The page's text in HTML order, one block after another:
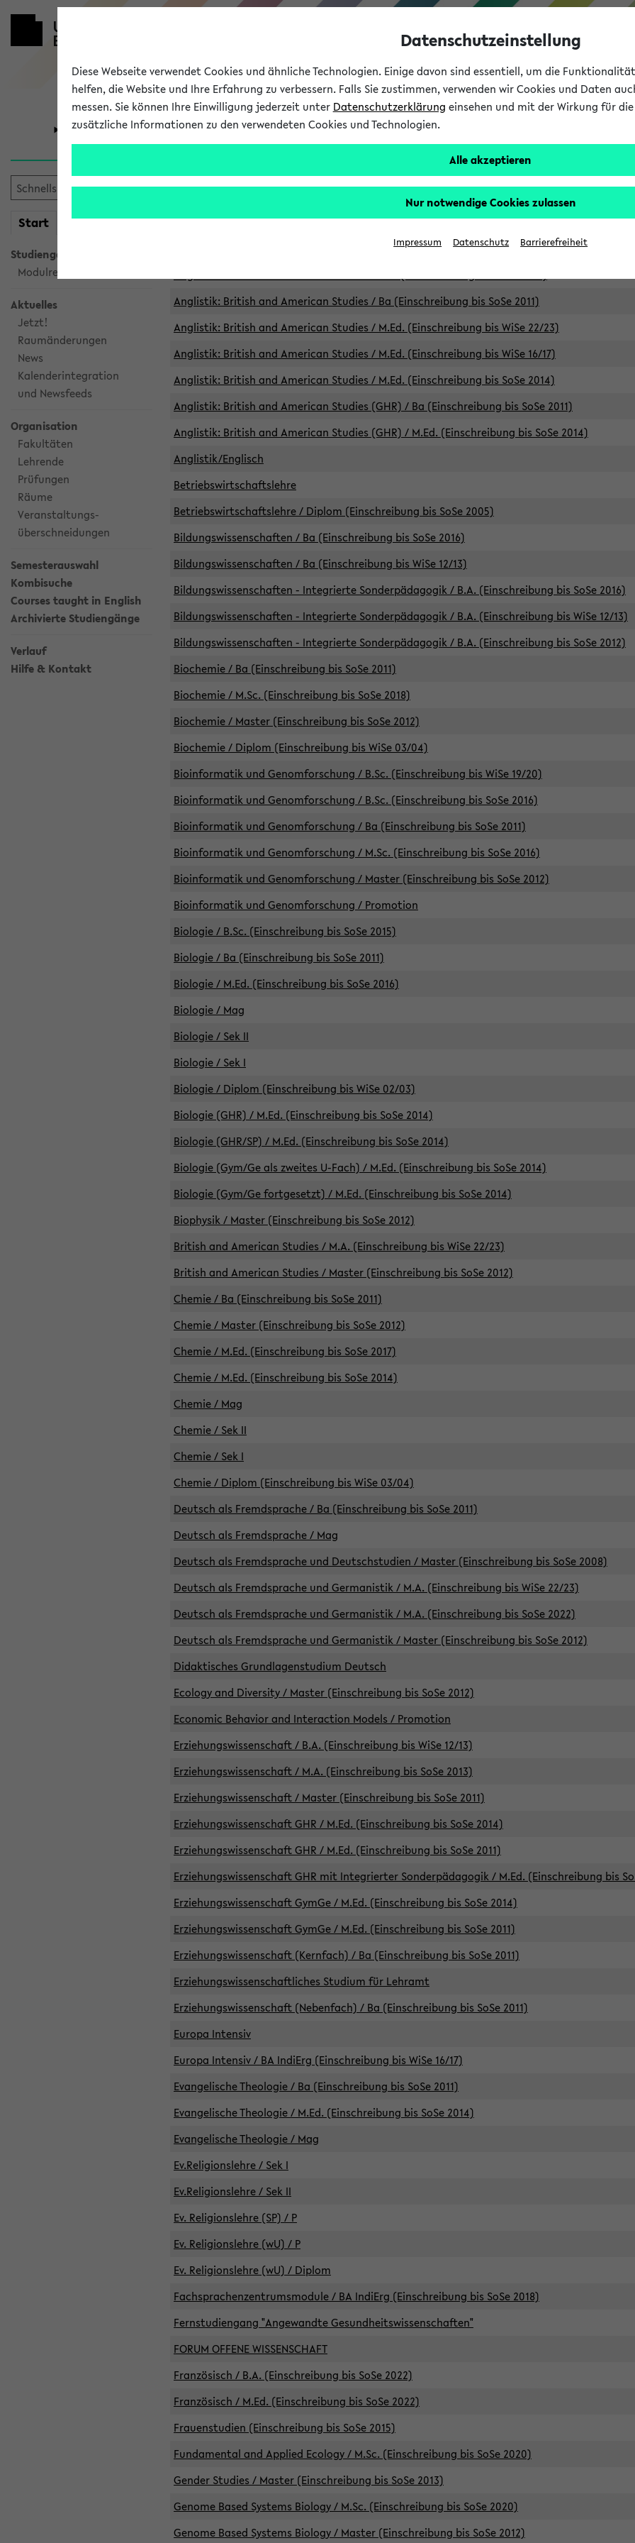
Universität Forschung Studium
Start meineKVV
Studiengangsauswahl
Modulrecherche
Aktuelles
Jetzt!
Raumänderungen
News
Kalenderintegration
und Newsfeeds
Organisation
Fakultäten
Lehrende
Prüfungen
Räume
Veranstaltungs-
überschneidungen
Semesterauswahl
Kombisuche
Courses taught in English
Archivierte Studiengänge
Verlauf
Hilfe & Kontakt
Archivierte Studiengänge
Anglistik: British and American Studies / B.A. (Einschreibung bis WiSe 16/17)
Anglistik: British and American Studies / B.A. (Einschreibung bis SoSe 2015)
Anglistik: British and American Studies / Ba (Einschreibung bis SoSe 2011)
Anglistik: British and American Studies / M.Ed. (Einschreibung bis WiSe 22/23)
Anglistik: British and American Studies / M.Ed. (Einschreibung bis WiSe 16/17)
Anglistik: British and American Studies / M.Ed. (Einschreibung bis SoSe 2014)
Anglistik: British and American Studies (GHR) / Ba (Einschreibung bis SoSe 2011)
Anglistik: British and American Studies (GHR) / M.Ed. (Einschreibung bis SoSe 2014)
Anglistik/Englisch
Betriebswirtschaftslehre
Betriebswirtschaftslehre / Diplom (Einschreibung bis SoSe 2005)
Bildungswissenschaften / Ba (Einschreibung bis SoSe 2016)
Bildungswissenschaften / Ba (Einschreibung bis WiSe 12/13)
Bildungswissenschaften - Integrierte Sonderpädagogik / B.A. (Einschreibung bis SoSe 2016)
Bildungswissenschaften - Integrierte Sonderpädagogik / B.A. (Einschreibung bis WiSe 12/13)
Bildungswissenschaften - Integrierte Sonderpädagogik / B.A. (Einschreibung bis SoSe 2012)
Biochemie / Ba (Einschreibung bis SoSe 2011)
Biochemie / M.Sc. (Einschreibung bis SoSe 2018)
Biochemie / Master (Einschreibung bis SoSe 2012)
Biochemie / Diplom (Einschreibung bis WiSe 03/04)
Bioinformatik und Genomforschung / B.Sc. (Einschreibung bis WiSe 19/20)
Bioinformatik und Genomforschung / B.Sc. (Einschreibung bis SoSe 2016)
Bioinformatik und Genomforschung / Ba (Einschreibung bis SoSe 2011)
Bioinformatik und Genomforschung / M.Sc. (Einschreibung bis SoSe 2016)
Bioinformatik und Genomforschung / Master (Einschreibung bis SoSe 2012)
Bioinformatik und Genomforschung / Promotion
Biologie / B.Sc. (Einschreibung bis SoSe 2015)
Biologie / Ba (Einschreibung bis SoSe 2011)
Biologie / M.Ed. (Einschreibung bis SoSe 2016)
Biologie / Mag
Biologie / Sek II
Biologie / Sek I
Biologie / Diplom (Einschreibung bis WiSe 02/03)
Biologie (GHR) / M.Ed. (Einschreibung bis SoSe 2014)
Biologie (GHR/SP) / M.Ed. (Einschreibung bis SoSe 2014)
Biologie (Gym/Ge als zweites U-Fach) / M.Ed. (Einschreibung bis SoSe 2014)
Biologie (Gym/Ge fortgesetzt) / M.Ed. (Einschreibung bis SoSe 2014)
Biophysik / Master (Einschreibung bis SoSe 2012)
British and American Studies / M.A. (Einschreibung bis WiSe 22/23)
British and American Studies / Master (Einschreibung bis SoSe 2012)
Chemie / Ba (Einschreibung bis SoSe 2011)
Chemie / Master (Einschreibung bis SoSe 2012)
Chemie / M.Ed. (Einschreibung bis SoSe 2017)
Chemie / M.Ed. (Einschreibung bis SoSe 2014)
Chemie / Mag
Chemie / Sek II
Chemie / Sek I
Chemie / Diplom (Einschreibung bis WiSe 03/04)
Deutsch als Fremdsprache / Ba (Einschreibung bis SoSe 2011)
Deutsch als Fremdsprache / Mag
Deutsch als Fremdsprache und Deutschstudien / Master (Einschreibung bis SoSe 2008)
Deutsch als Fremdsprache und Germanistik / M.A. (Einschreibung bis WiSe 22/23)
Deutsch als Fremdsprache und Germanistik / M.A. (Einschreibung bis SoSe 2022)
Deutsch als Fremdsprache und Germanistik / Master (Einschreibung bis SoSe 2012)
Didaktisches Grundlagenstudium Deutsch
Ecology and Diversity / Master (Einschreibung bis SoSe 2012)
Economic Behavior and Interaction Models / Promotion
Erziehungswissenschaft / B.A. (Einschreibung bis WiSe 12/13)
Erziehungswissenschaft / M.A. (Einschreibung bis SoSe 2013)
Erziehungswissenschaft / Master (Einschreibung bis SoSe 2011)
Erziehungswissenschaft GHR / M.Ed. (Einschreibung bis SoSe 2014)
Erziehungswissenschaft GHR / M.Ed. (Einschreibung bis SoSe 2011)
Erziehungswissenschaft GHR mit Integrierter Sonderpädagogik / M.Ed. (Einschreibung bis
Erziehungswissenschaft GymGe / M.Ed. (Einschreibung bis SoSe 2014)
Erziehungswissenschaft GymGe / M.Ed. (Einschreibung bis SoSe 2011)
Erziehungswissenschaft (Kernfach) / Ba (Einschreibung bis SoSe 2011)
Erziehungswissenschaftliches Studium für Lehramt
Erziehungswissenschaft (Nebenfach) / Ba (Einschreibung bis SoSe 2011)
Europa Intensiv
Europa Intensiv / BA IndiErg (Einschreibung bis WiSe 16/17)
Evangelische Theologie / Ba (Einschreibung bis SoSe 2011)
Evangelische Theologie / M.Ed. (Einschreibung bis SoSe 2014)
Evangelische Theologie / Mag
Ev.Religionslehre / Sek I
Ev.Religionslehre / Sek II
Ev. Religionslehre (SP) / P
Ev. Religionslehre (wU) / P
Ev. Religionslehre (wU) / Diplom
Fachsprachenzentrumsmodule / BA IndiErg (Einschreibung bis SoSe 2018)
Fernstudiengang "Angewandte Gesundheitswissenschaften"
FORUM OFFENE WISSENSCHAFT
Französisch / B.A. (Einschreibung bis SoSe 2022)
Französisch / M.Ed. (Einschreibung bis SoSe 2022)
Frauenstudien (Einschreibung bis SoSe 2015)
Fundamental and Applied Ecology / M.Sc. (Einschreibung bis SoSe 2020)
Gender Studies / Master (Einschreibung bis SoSe 2013)
Genome Based Systems Biology / M.Sc. (Einschreibung bis SoSe 2020)
Genome Based Systems Biology / Master (Einschreibung bis SoSe 2012)
Datenschutzeinstellung
Diese Webseite verwendet Cookies und ähnliche Technologien. Einige davon sind essentiell, um die
helfen, die Website und Ihre Erfahrung zu verbessern. Falls Sie zustimmen, verwenden wir Cookies und Daten
messen. Sie können Ihre Einwilligung jederzeit unter Datenschutzerklärung einsehen und mit der Wirkung für
zusätzliche Informationen zu den verwendeten Cookies und Technologien.
Alle akzeptieren
Nur notwendige Cookies zulassen
Impressum Datenschutz Barrierefreiheit